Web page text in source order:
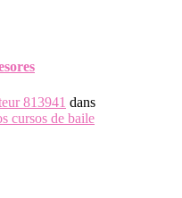
813941 dans
cursos de baile